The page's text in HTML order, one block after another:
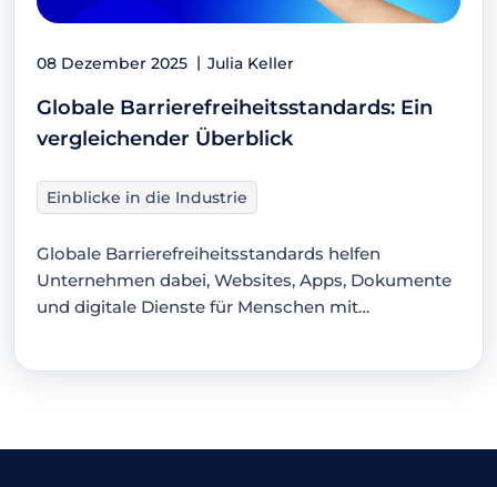
08 Dezember 2025 Julia Keller
Globale Barrierefreiheitsstandards: Ein
vergleichender Überblick
Einblicke in die Industrie
Globale Barrierefreiheitsstandards helfen
Unternehmen dabei, Websites, Apps, Dokumente
und digitale Dienste für Menschen mit